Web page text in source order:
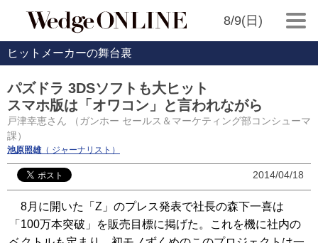
8/9(日)
ヒットメーカーの舞台裏
パズドラ 3DSソフトも大ヒット
スマホ版は「オワコン」と言われながら
戸津幸恵さん （ガンホー セールス＆マーケティング部コンシューマ
課）
池原照雄（ ジャーナリスト）
2014/04/18
8月に開いた「Z」のプレス発表で社長の森下一喜は
「100万本突破」を販売目標に掲げた。これを機に社内の